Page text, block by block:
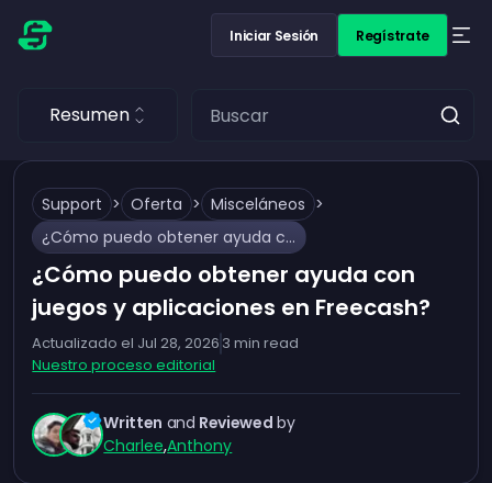
Iniciar Sesión Regístrate
Resumen
Support > Oferta > Misceláneos >
¿Cómo puedo obtener ayuda con juegos y aplicaciones en Freecash?
¿Cómo puedo obtener ayuda con
juegos y aplicaciones en Freecash?
Actualizado el Jul 28, 2026 3 min read
Nuestro proceso editorial
Written and Reviewed by
Charlee,Anthony